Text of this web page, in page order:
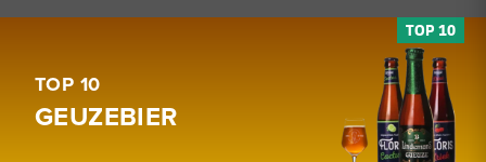
TOP 10
GEUZEBIER